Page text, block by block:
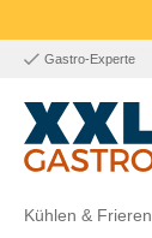
Gastro-Experte
Kühlen & Frieren